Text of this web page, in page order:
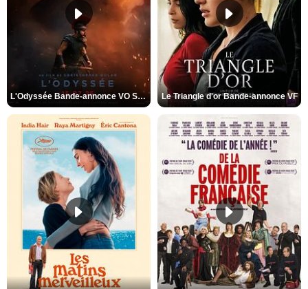
L'Odyssée Bande-annonce VO STFR Le Triangle d'or Bande-annonce VF